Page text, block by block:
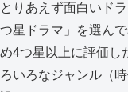
とりあえず面白いド
つ星ドラマ」を選ん
め4つ星以上に評価し
ろいろなジャンル（